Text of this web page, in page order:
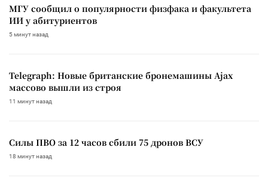
МГУ сообщил о популярности физфака и факультета
ИИ у абитуриентов
5 минут назад
Telegraph: Новые британские бронемашины Ajax
массово вышли из строя
11 минут назад
Силы ПВО за 12 часов сбили 75 дронов ВСУ
18 минут назад